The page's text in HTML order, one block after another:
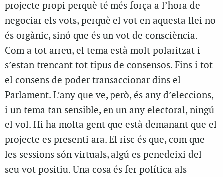
projecte propi perquè té més força a l’hora de
negociar els vots, perquè el vot en aquesta llei no
és orgànic, sinó que és un vot de consciència.
Com a tot arreu, el tema està molt polaritzat i
s’estan trencant tot tipus de consensos. Fins i tot
el consens de poder transaccionar dins el
Parlament. L’any que ve, però, és any d’eleccions,
i un tema tan sensible, en un any electoral, ningú
el vol. Hi ha molta gent que està demanant que el
projecte es presenti ara. El risc és que, com que
les sessions són virtuals, algú es penedeixi del
seu vot positiu. Una cosa és fer política als